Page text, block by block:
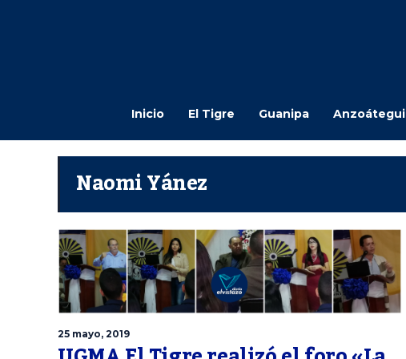
Inicio El Tigre Guanipa Anzoátegui
Naomi Yánez
25 mayo, 2019